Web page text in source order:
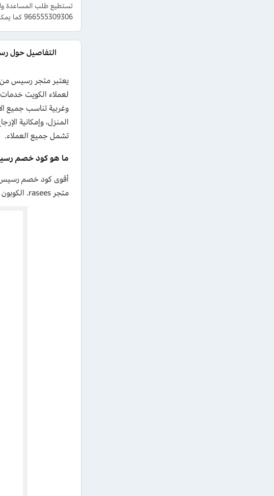
966555309306 كما يمكنك التواصل عبر صفحات Rasees الرسمية على مواقع التواصل تويتر وإنستقرام.
التفاصيل حول
لعملاء الكويت
وغربية تناسب جميع
المنزل، وإمكانية
تشمل جميع العملاء.
ما هو كود خصم
أقوى كود خصم رسيس
متجر rasees. الكوبون فعال لجميع العملاء الجدد على أول طلب وكذلك العملاء الحاليين، دون حد أدنى للتفعيل.